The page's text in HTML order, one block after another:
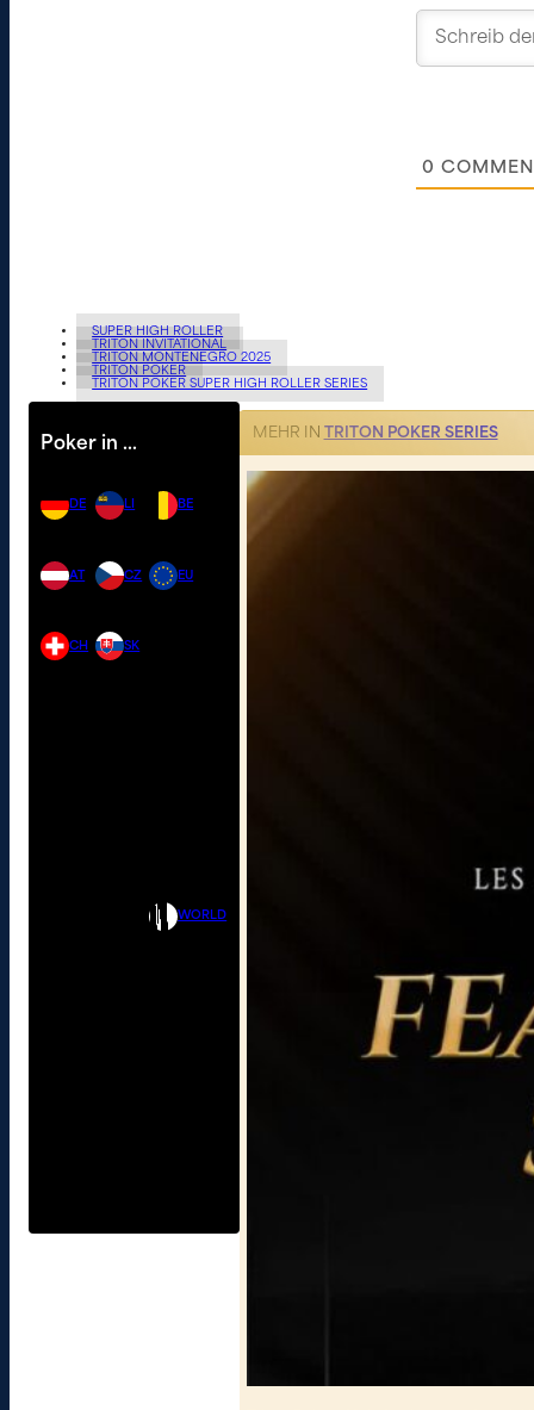
0
SUPER HIGH ROLLER
TRITON INVITATIONAL
TRITON MONTENEGRO 2025
TRITON POKER
TRITON POKER SUPER HIGH ROLLER SERIES
Poker in …
DE
AT
CH
LI
CZ
SK
BE
EU
WORLD
MEHR IN TRITON POKER SERIES